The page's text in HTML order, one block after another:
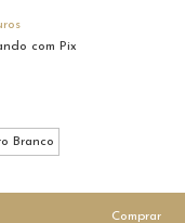
com Pix
Branco